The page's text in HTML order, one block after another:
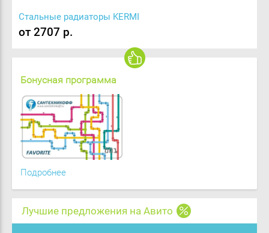
Бонусная программа
Подробнее
Стальные радиаторы KERMI
от 2707 р.
Лучшие предложения на Авито